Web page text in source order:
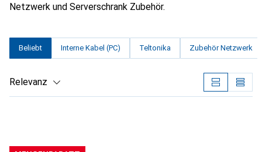
Netzwerk und Serverschrank Zubehör.
Beliebt Interne Kabel (PC) Teltonika Zubehör Netzwerk
Relevanz